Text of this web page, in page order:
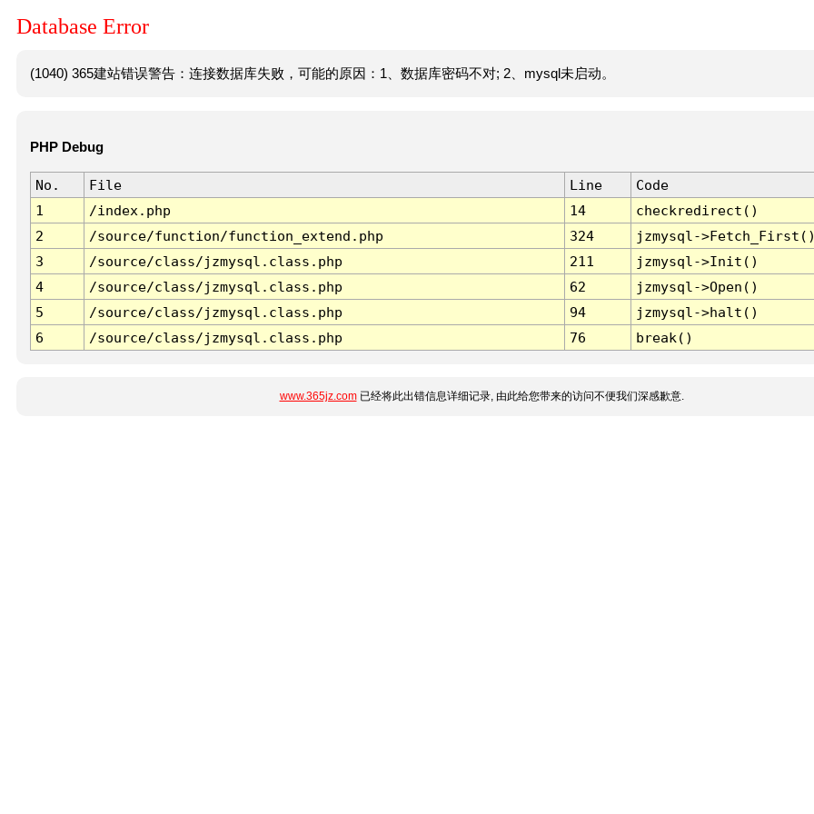
Database Error
(1040) 365建站错误警告：连接数据库失败，可能的原因：1、数据库密码不对; 2、mysql未启动。
PHP Debug
No. File Line
Code
1
/index.php 14
checkredirect()
2
/source/function/function_extend.php 324
jzmysql-
3
/source/class/jzmysql.class.php 211
jzmysql->Init()
4
/source/class/jzmysql.class.php 62
jzmysql->Open()
5
/source/class/jzmysql.class.php 94
jzmysql->halt()
6
/source/class/jzmysql.class.php 76 break()
www.365jz.com已经将此出错信息详细记录, 由此给您带来的访问不便我们深感歉意.